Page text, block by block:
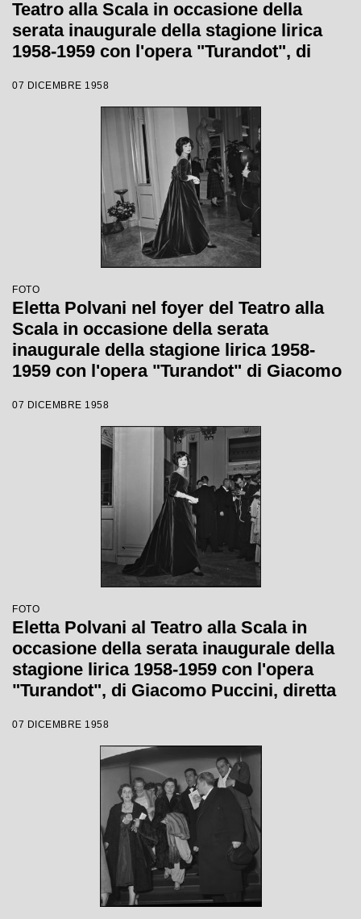
Teatro alla Scala in occasione della
serata inaugurale della stagione lirica
1958-1959 con l'opera "Turandot", di
Votto con la regia di Margherita
07 DICEMBRE 1958
FOTO
Eletta Polvani nel foyer del Teatro alla
Scala in occasione della serata
inaugurale della stagione lirica 1958-
1959 con l'opera "Turandot" di Giacomo
regia di Margherita Walmann
07 DICEMBRE 1958
FOTO
Eletta Polvani al Teatro alla Scala in
occasione della serata inaugurale della
stagione lirica 1958-1959 con l'opera
"Turandot", di Giacomo Puccini, diretta
Margherita Wallmann
07 DICEMBRE 1958